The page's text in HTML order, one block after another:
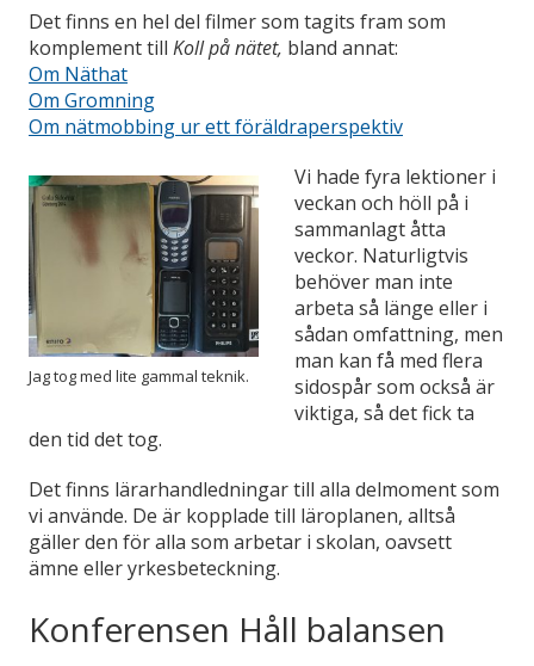
Det finns en hel del filmer som tagits fram som
komplement till Koll på nätet, bland annat:
Om Näthat
Om Gromning
Om nätmobbing ur ett föräldraperspektiv
Jag tog med lite gammal teknik.
Vi hade fyra lektioner i
veckan och höll på i
sammanlagt åtta
veckor. Naturligtvis
behöver man inte
arbeta så länge eller i
sådan omfattning, men
man kan få med flera
sidospår som också är
viktiga, så det fick ta
den tid det tog.
Det finns lärarhandledningar till alla delmoment som
vi använde. De är kopplade till läroplanen, alltså
gäller den för alla som arbetar i skolan, oavsett
ämne eller yrkesbeteckning.
Konferensen Håll balansen